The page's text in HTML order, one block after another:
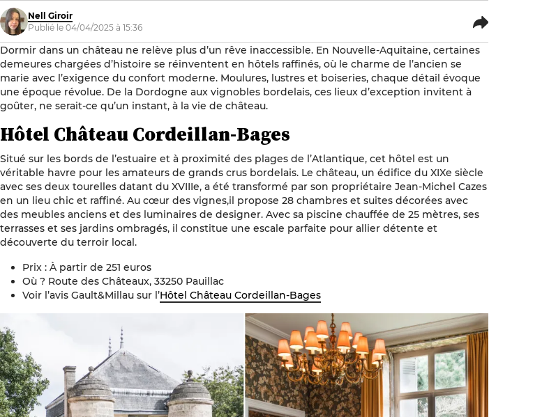
Nell Giroir
Publié le 04/04/2025 à 15:36
Dormir dans un château ne relève plus d’un rêve inaccessible. En Nouvelle-Aquitaine, certaines
demeures chargées d’histoire se réinventent en hôtels raffinés, où le charme de l’ancien se
marie avec l’exigence du confort moderne. Moulures, lustres et boiseries, chaque détail évoque
une époque révolue. De la Dordogne aux vignobles bordelais, ces lieux d’exception invitent à
goûter, ne serait-ce qu’un instant, à la vie de château.
Hôtel Château Cordeillan-Bages
Situé sur les bords de l’estuaire et à proximité des plages de l’Atlantique, cet hôtel est un
véritable havre pour les amateurs de grands crus bordelais. Le château, un édifice du XIXe siècle
avec ses deux tourelles datant du XVIIIe, a été transformé par son propriétaire Jean-Michel Cazes
en un lieu chic et raffiné. Au cœur des vignes,il propose 28 chambres et suites décorées avec
des meubles anciens et des luminaires de designer. Avec sa piscine chauffée de 25 mètres, ses
terrasses et ses jardins ombragés, il constitue une escale parfaite pour allier détente et
découverte du terroir local.
Prix : À partir de 251 euros
Où ? Route des Châteaux, 33250 Pauillac
Voir l’avis Gault&Millau sur l’Hôtel Château Cordeillan-Bages